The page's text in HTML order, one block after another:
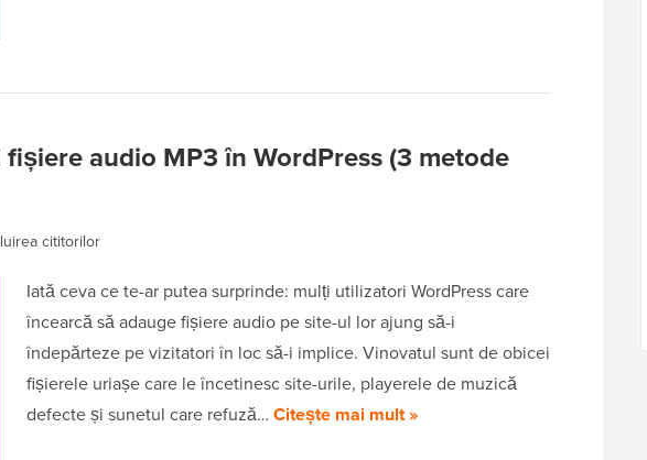
audio MP3 în WordPress (3 metode
cititorilor
Iată ceva ce te-ar putea surprinde: mulți utilizatori WordPress care
încearcă să adauge fișiere audio pe site-ul lor ajung să-i
îndepărteze pe vizitatori în loc să-i implice. Vinovatul sunt de obicei
fișierele uriașe care le încetinesc site-urile, playerele de muzică
defecte și sunetul care refuză… Citește mai mult »